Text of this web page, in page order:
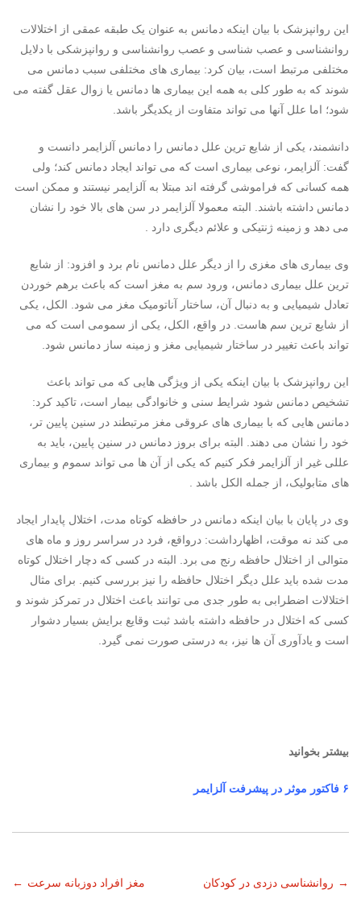
این روانپزشک با بیان اینکه دمانس به عنوان یک طبقه عمقی از اختلالات
روانشناسی و عصب شناسی و عصب روانشناسی و روانپزشکی با دلایل
مختلفی مرتبط است، بیان کرد: بیماری های مختلفی سبب دمانس می
شوند که به طور کلی به همه این بیماری ها دمانس یا زوال عقل گفته می
شود؛ اما علل آنها می تواند متفاوت از یکدیگر باشد.
دانشمند، یکی از شایع ترین علل دمانس را دمانس آلزایمر دانست و
گفت: آلزایمر، نوعی بیماری است که می تواند ایجاد دمانس کند؛ ولی
همه کسانی که فراموشی گرفته اند مبتلا به آلزایمر نیستند و ممکن است
دمانس داشته باشند. البته معمولا آلزایمر در سن های بالا خود را نشان
می دهد و زمینه ژنتیکی و علائم دیگری دارد .
وی بیماری های مغزی را از دیگر علل دمانس نام برد و افزود: از شایع
ترین علل بیماری دمانس، ورود سم به مغز است که باعث برهم خوردن
تعادل شیمیایی و به دنبال آن، ساختار آناتومیک مغز می شود. الکل، یکی
از شایع ترین سم هاست. در واقع، الکل، یکی از سمومی است که می
تواند باعث تغییر در ساختار شیمیایی مغز و زمینه ساز دمانس شود.
این روانپزشک با بیان اینکه یکی از ویژگی هایی که می تواند باعث
تشخیص دمانس شود شرایط سنی و خانوادگی بیمار است، تاکید کرد:
دمانس هایی که با بیماری های عروقی مغز مرتبطند در سنین پایین تر،
خود را نشان می دهند. البته برای بروز دمانس در سنین پایین، باید به
عللی غیر از آلزایمر فکر کنیم که یکی از آن ها می تواند سموم و بیماری
های متابولیک، از جمله الکل باشد .
وی در پایان با بیان اینکه دمانس در حافظه کوتاه مدت، اختلال پایدار ایجاد
می کند نه موقت، اظهارداشت: درواقع، فرد در سراسر روز و ماه های
متوالی از اختلال حافظه رنج می برد. البته در کسی که دچار اختلال کوتاه
مدت شده باید علل دیگر اختلال حافظه را نیز بررسی کنیم. برای مثال
اختلالات اضطرابی به طور جدی می توانند باعث اختلال در تمرکز شوند و
کسی که اختلال در حافظه داشته باشد ثبت وقایع برایش بسیار دشوار
است و یادآوری آن ها نیز، به درستی صورت نمی گیرد.
بیشتر بخوانید
۶ فاکتور موثر در پیشرفت آلزایمر
ناوبری ← مغز افراد دوزبانه سرعت
روانشناسی دزدی در کودکان →